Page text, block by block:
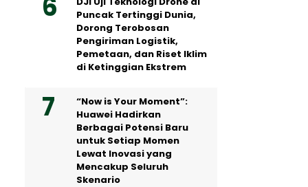
Puncak Tertinggi Dunia,
Dorong Terobosan
Pengiriman Logistik,
Pemetaan, dan Riset Iklim
di Ketinggian Ekstrem
“Now is Your Moment”:
Huawei Hadirkan
Berbagai Potensi Baru
untuk Setiap Momen
Lewat Inovasi yang
Mencakup Seluruh
Skenario